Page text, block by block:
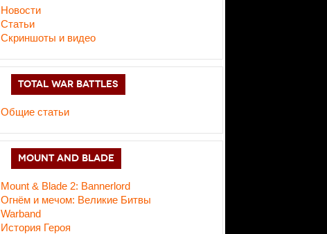
Новости
Статьи
Скриншоты и видео
TOTAL WAR BATTLES
Общие статьи
MOUNT AND BLADE
Mount & Blade 2: Bannerlord
Огнём и мечом: Великие Битвы
Warband
История Героя